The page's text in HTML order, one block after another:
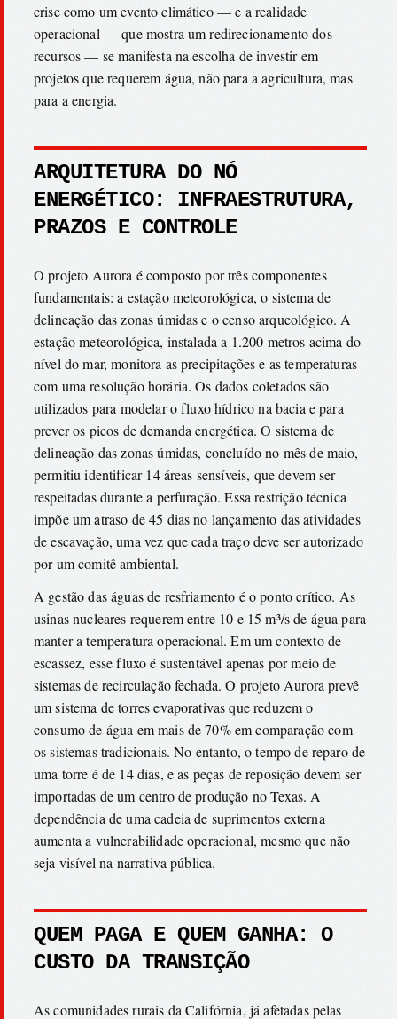
crise como um evento climático — e a realidade
operacional — que mostra um redirecionamento dos
recursos — se manifesta na escolha de investir em
projetos que requerem água, não para a agricultura, mas
para a energia.
ARQUITETURA DO NÓ
ENERGÉTICO: INFRAESTRUTURA,
PRAZOS E CONTROLE
O projeto Aurora é composto por três componentes
fundamentais: a estação meteorológica, o sistema de
delineação das zonas úmidas e o censo arqueológico. A
estação meteorológica, instalada a 1.200 metros acima do
nível do mar, monitora as precipitações e as temperaturas
com uma resolução horária. Os dados coletados são
utilizados para modelar o fluxo hídrico na bacia e para
prever os picos de demanda energética. O sistema de
delineação das zonas úmidas, concluído no mês de maio,
permitiu identificar 14 áreas sensíveis, que devem ser
respeitadas durante a perfuração. Essa restrição técnica
impõe um atraso de 45 dias no lançamento das atividades
de escavação, uma vez que cada traço deve ser autorizado
por um comitê ambiental.
A gestão das águas de resfriamento é o ponto crítico. As
usinas nucleares requerem entre 10 e 15 m³/s de água para
manter a temperatura operacional. Em um contexto de
escassez, esse fluxo é sustentável apenas por meio de
sistemas de recirculação fechada. O projeto Aurora prevê
um sistema de torres evaporativas que reduzem o
consumo de água em mais de 70% em comparação com
os sistemas tradicionais. No entanto, o tempo de reparo de
uma torre é de 14 dias, e as peças de reposição devem ser
importadas de um centro de produção no Texas. A
dependência de uma cadeia de suprimentos externa
aumenta a vulnerabilidade operacional, mesmo que não
seja visível na narrativa pública.
QUEM PAGA E QUEM GANHA: O
CUSTO DA TRANSIÇÃO
As comunidades rurais da Califórnia, já afetadas pelas